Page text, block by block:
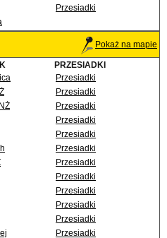
Przesiadki
Pokaż na mapie
PRZESIADKI
Przesiadki
Przesiadki
Przesiadki
Przesiadki
Przesiadki
Przesiadki
Przesiadki
Przesiadki
Przesiadki
Przesiadki
Przesiadki
Przesiadki